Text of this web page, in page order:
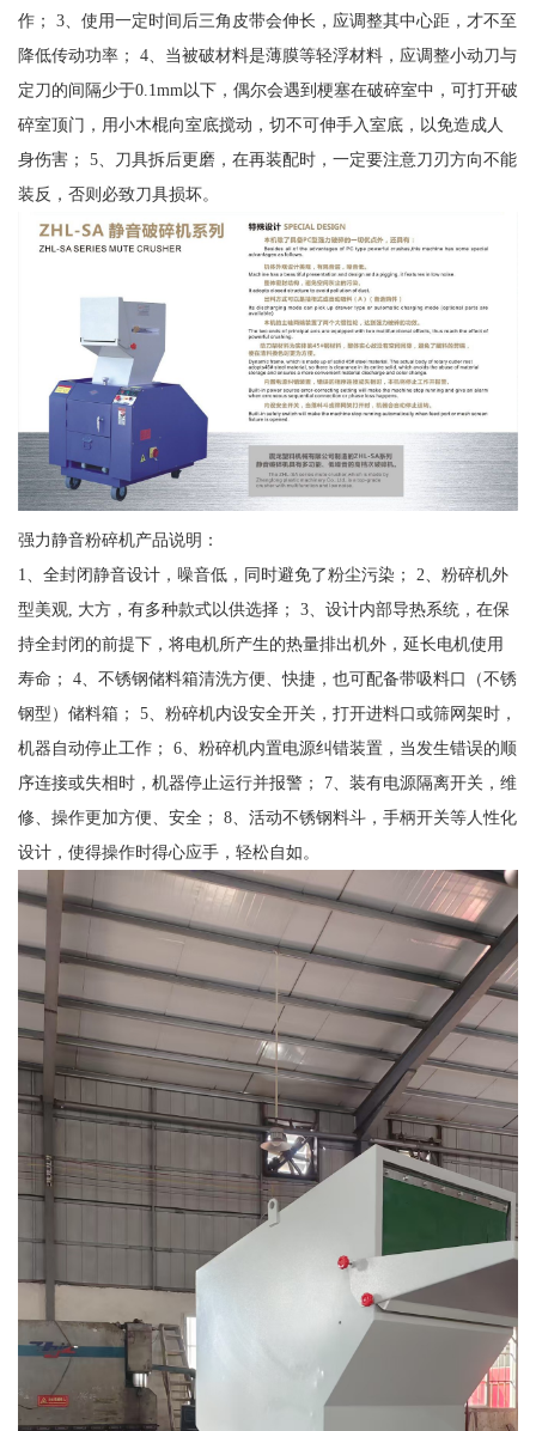
作； 3、使用一定时间后三角皮带会伸长，应调整其中心距，才不至
降低传动功率； 4、当被破材料是薄膜等轻浮材料，应调整小动刀与
定刀的间隔少于0.1mm以下，偶尔会遇到梗塞在破碎室中，可打开破
碎室顶门，用小木棍向室底搅动，切不可伸手入室底，以免造成人
身伤害； 5、刀具拆后更磨，在再装配时，一定要注意刀刃方向不能
装反，否则必致刀具损坏。
强力静音粉碎机产品说明：
1、全封闭静音设计，噪音低，同时避免了粉尘污染； 2、粉碎机外
型美观, 大方，有多种款式以供选择； 3、设计内部导热系统，在保
持全封闭的前提下，将电机所产生的热量排出机外，延长电机使用
寿命； 4、不锈钢储料箱清洗方便、快捷，也可配备带吸料口（不锈
钢型）储料箱； 5、粉碎机内设安全开关，打开进料口或筛网架时，
机器自动停止工作； 6、粉碎机内置电源纠错装置，当发生错误的顺
序连接或失相时，机器停止运行并报警； 7、装有电源隔离开关，维
修、操作更加方便、安全； 8、活动不锈钢料斗，手柄开关等人性化
设计，使得操作时得心应手，轻松自如。